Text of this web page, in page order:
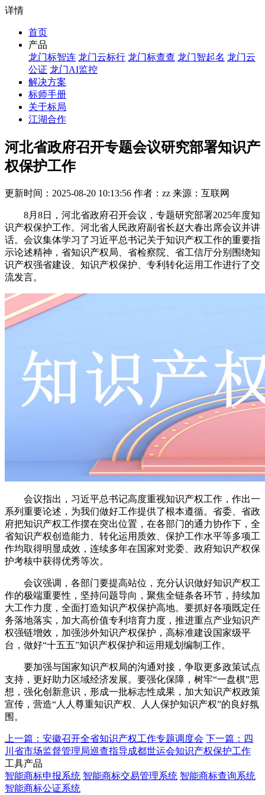
详情
首页
产品
龙门标智连 龙门云标行 龙门标查查 龙门智起名 龙门云
公证 龙门AI监控
解决方案
标师手册
关于标局
江湖合作
河北省政府召开专题会议研究部署知识产
权保护工作
更新时间：2025-08-20 10:13:56 作者：zz 来源：互联网
8月8日，河北省政府召开会议，专题研究部署2025年度知
识产权保护工作。河北省人民政府副省长赵大春出席会议并讲
话。会议集体学习了习近平总书记关于知识产权工作的重要指
示论述精神，省知识产权局、省检察院、省工信厅分别围绕知
识产权强省建设、知识产权保护、专利转化运用工作进行了交
流发言。
会议指出，习近平总书记高度重视知识产权工作，作出一
系列重要论述，为我们做好工作提供了根本遵循。省委、省政
府把知识产权工作摆在突出位置，在各部门的通力协作下，全
省知识产权创造能力、转化运用质效、保护工作水平等多项工
作均取得明显成效，连续多年在国家对党委、政府知识产权保
护考核中获得优秀等次。
会议强调，各部门要提高站位，充分认识做好知识产权工
作的极端重要性，坚持问题导向，聚焦全链条各环节，持续加
大工作力度，全面打造知识产权保护高地。要抓好各项既定任
务落地落实，加大高价值专利培育力度，推进重点产业知识产
权强链增效，加强涉外知识产权保护，高标准建设国家级平
台，做好“十五五”知识产权保护和运用规划编制工作。
要加强与国家知识产权局的沟通对接，争取更多政策试点
支持，更好助力区域经济发展。要强化保障，树牢“一盘棋”思
想，强化创新意识，形成一批标志性成果，加大知识产权政策
宣传，营造“人人尊重知识产权、人人保护知识产权”的良好氛
围。
上一篇：安徽召开全省知识产权工作专题调度会 下一篇：四
川省市场监督管理局巡查指导成都世运会知识产权保护工作
工具产品
智能商标申报系统 智能商标交易管理系统 智能商标查询系统
智能商标公证系统